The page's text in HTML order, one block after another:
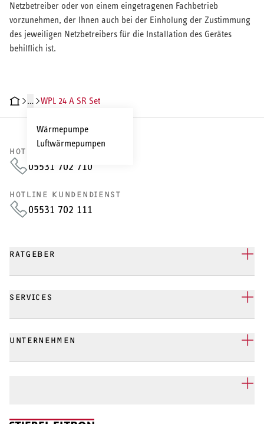
Netzbetreiber oder von einem eingetragenen Fachbetrieb
vorzunehmen, der Ihnen auch bei der Einholung der Zustimmung
des jeweiligen Netzbetreibers für die Installation des Gerätes
behilflich ist.
DATENDOKUMENTE
…
Wärmepumpe
Luftwärmepumpen
WPL 24 A SR Set
HOTLINE VERTRIEB
05531 702 710
HOTLINE KUNDENDIENST
05531 702 111
RATGEBER
SERVICES
UNTERNEHMEN